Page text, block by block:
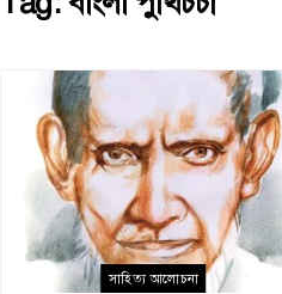
সাহিত্য আলোচনা